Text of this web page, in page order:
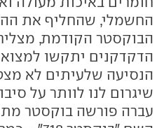
החשמלי, שהחליף את
הבוקסטר הקודמת,
הדקדקנים יתקשו למצוא
הנסיעה שלעיתים לא
עברה פורשה בוקסטר